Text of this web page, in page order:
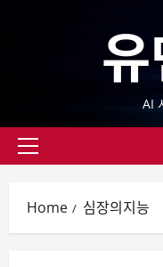
AI
Primary
Home 심장의지능